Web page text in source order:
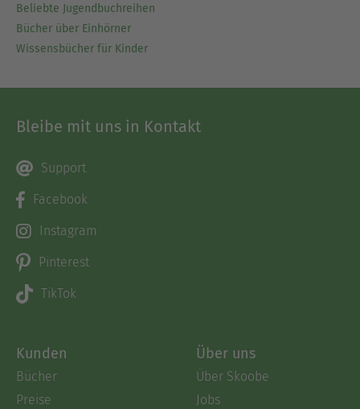
Beliebte Jugendbuchreihen
Bücher über Einhörner
Wissensbücher für Kinder
Bleibe mit uns in Kontakt
Support
Facebook
Instagram
Pinterest
TikTok
Kunden
Bücher
Preise
Über uns
Über Skoobe
Jobs